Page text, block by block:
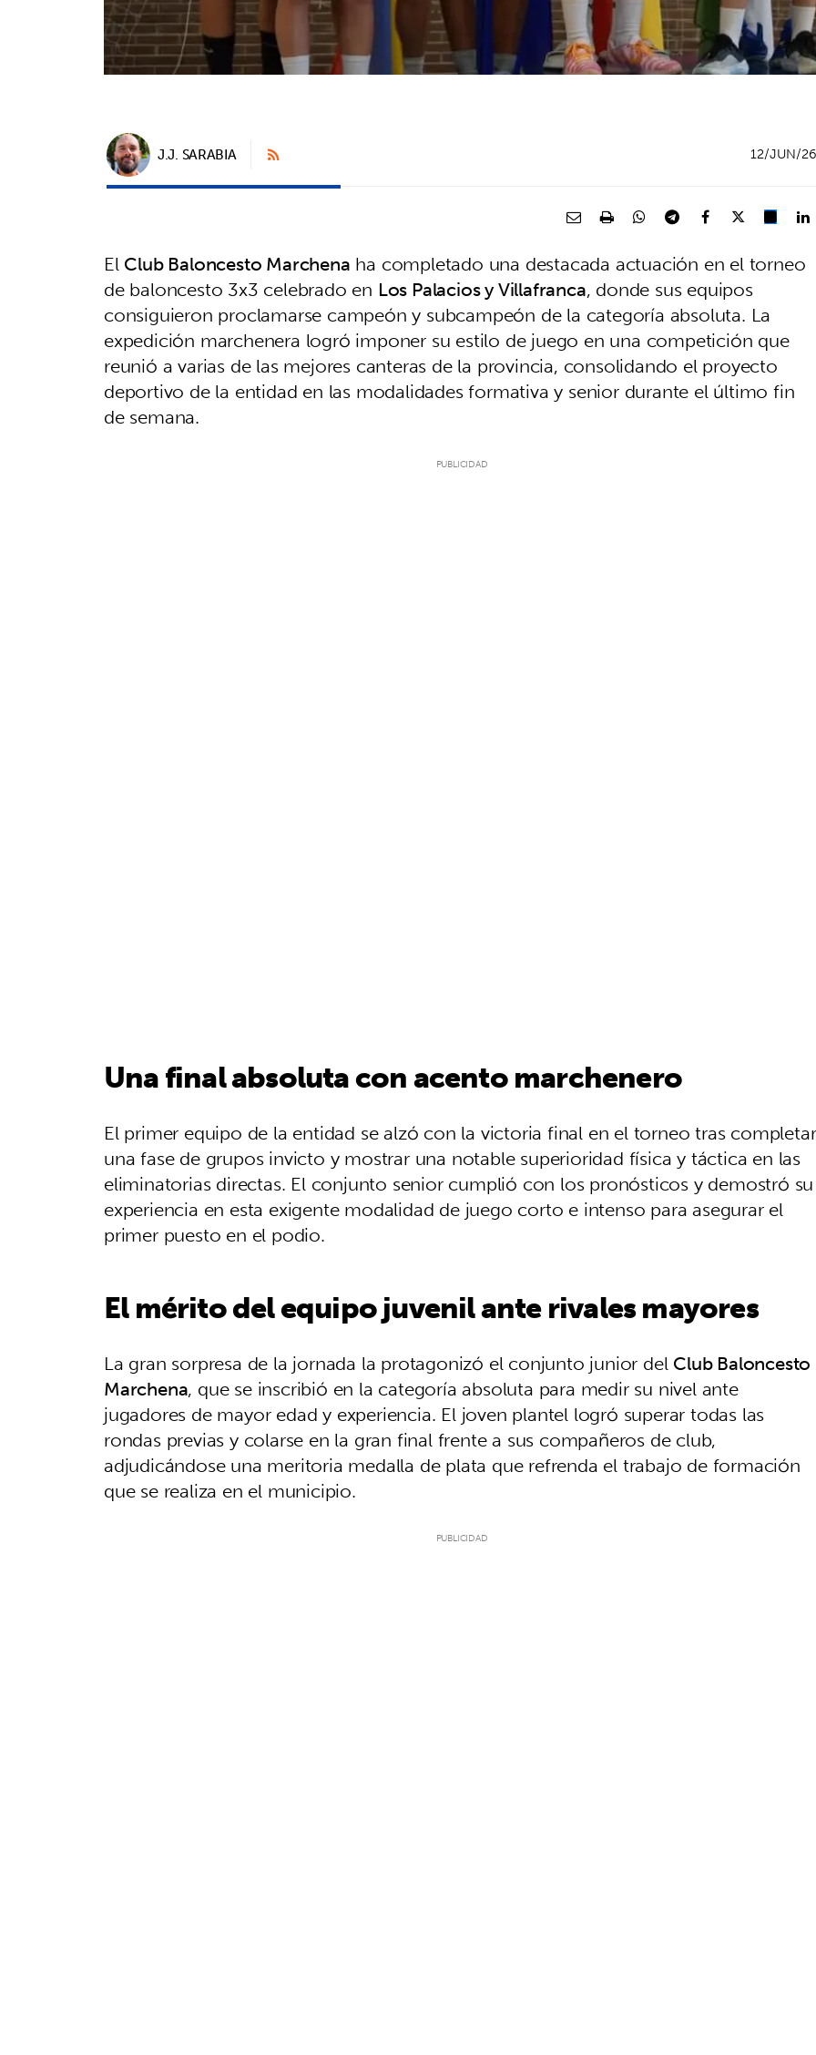
J.J. SARABIA 12/JUN/26
ElClub Baloncesto Marchena ha completado una destacada actuación en el torneo
de baloncesto 3x3 celebrado en Los Palacios y Villafranca, donde sus equipos
consiguieron proclamarse campeón y subcampeón de la categoría absoluta. La
expedición marchenera logró imponer su estilo de juego en una competición que
reunió a varias de las mejores canteras de la provincia, consolidando el proyecto
deportivo de la entidad en las modalidades formativa y senior durante el último fin
de semana.
Una final absoluta con acento marchenero
El primer equipo de la entidad se alzó con la victoria final en el torneo tras completar
una fase de grupos invicto y mostrar una notable superioridad física y táctica en las
eliminatorias directas. El conjunto senior cumplió con los pronósticos y demostró su
experiencia en esta exigente modalidad de juego corto e intenso para asegurar el
primer puesto en el podio.
El mérito del equipo juvenil ante rivales mayores
La gran sorpresa de la jornada la protagonizó el conjunto junior delClub Baloncesto
Marchena, que se inscribió en la categoría absoluta para medir su nivel ante
jugadores de mayor edad y experiencia. El joven plantel logró superar todas las
rondas previas y colarse en la gran final frente a sus compañeros de club,
adjudicándose una meritoria medalla de plata que refrenda el trabajo de formación
que se realiza en el municipio.